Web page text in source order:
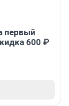
первый
600 ₽